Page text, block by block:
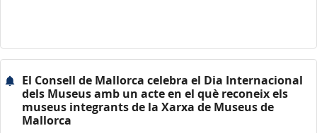
El Consell de Mallorca celebra el Dia Internacional
dels Museus amb un acte en el què reconeix els
museus integrants de la Xarxa de Museus de
Mallorca